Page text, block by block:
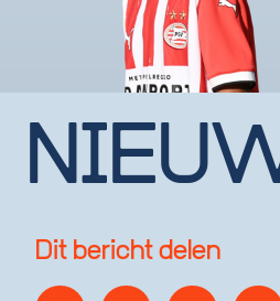
Dit bericht delen